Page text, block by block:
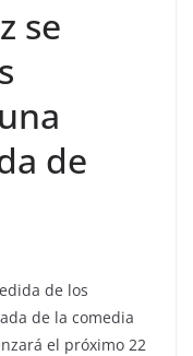
se
de
de los
de la comedia
el próximo 22